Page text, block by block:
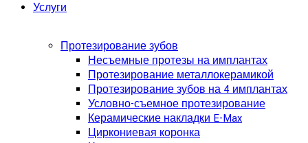
Услуги
Протезирование зубов
Несъемные протезы на имплантах
Протезирование металлокерамикой
Протезирование зубов на 4 имплантах
Условно-съемное протезирование
Керамические накладки E-Max
Циркониевая коронка